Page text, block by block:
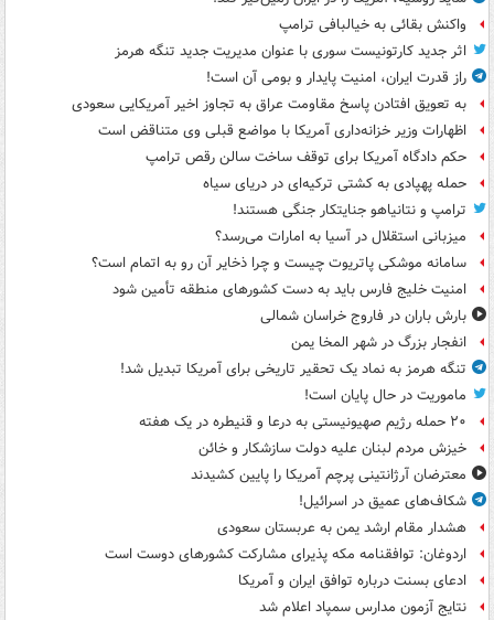
واکنش بقائی به خیالبافی ترامپ
اثر جدید کارتونیست سوری با عنوان مدیریت جدید تنگه هرمز
راز قدرت ایران، امنیت پایدار و بومی آن است!
به تعویق افتادن پاسخ مقاومت عراق به تجاوز اخیر آمریکایی سعودی
اظهارات وزیر خزانه‌داری آمریکا با مواضع قبلی وی متناقض است
حکم دادگاه آمریکا برای توقف ساخت سالن رقص ترامپ
حمله پهپادی به کشتی ترکیه‌ای در دریای سیاه
ترامپ و نتانیاهو جنایتکار جنگی هستند!
میزبانی استقلال در آسیا به امارات می‌رسد؟
سامانه موشکی پاتریوت چیست و چرا ذخایر آن رو به اتمام است؟
امنیت خلیج فارس باید به دست کشورهای منطقه تأمین شود
بارش باران در فاروج خراسان شمالی
انفجار بزرگ در شهر المخا یمن
تنگه هرمز به نماد یک تحقیر تاریخی برای آمریکا تبدیل شد!
ماموریت در حال پایان است!
۲۰ حمله رژیم صهیونیستی به درعا و قنیطره در یک هفته
خیزش مردم لبنان علیه دولت سازشکار و خائن
معترضان آرژانتینی پرچم آمریکا را پایین کشیدند
شکاف‌های عمیق در اسرائیل!
هشدار مقام ارشد یمن به عربستان سعودی
اردوغان: توافقنامه مکه پذیرای مشارکت کشورهای دوست است
ادعای بسنت درباره توافق ایران و آمریکا
نتایج آزمون مدارس سمپاد اعلام شد